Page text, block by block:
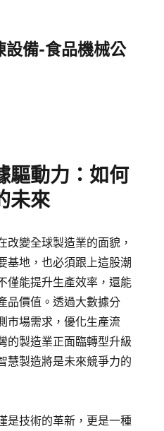
設備-食品機械公
驅動力：如何
未來
改變全球製造業的面貌，
基地，也必須跟上這股潮
僅能提升生產效率，還能
品價值。透過大數據分
市場需求，優化生產流
的製造業正面臨轉型升級
慧製造將是未來競爭力的
是技術的革新，更是一種